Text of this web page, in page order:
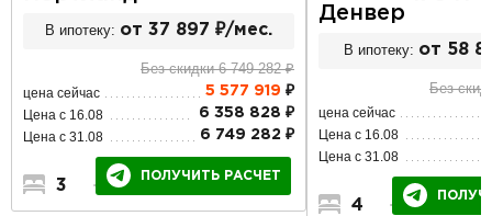
В ипотеку: от 37 897 ₽/мес.
Без скидки 6 749 282 ₽
цена сейчас 5 577 919 ₽
Цена с 16.08 6 358 828 ₽
Цена с 31.08 6 749 282 ₽
3 2
ПОЛУЧИТЬ РАСЧЕТ
Денвер
В ипотеку: от 58
Без
цена сейчас
Цена с 16.08
Цена с 31.08
4 2